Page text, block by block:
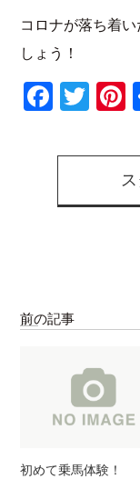
コロナが落ち着
しょう！
前の記事
初めて乗馬体験！